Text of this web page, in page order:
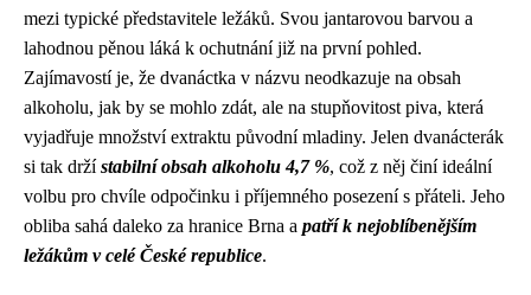
mezi typické představitele ležáků. Svou jantarovou barvou a
lahodnou pěnou láká k ochutnání již na první pohled.
Zajímavostí je, že dvanáctka v názvu neodkazuje na obsah
alkoholu, jak by se mohlo zdát, ale na stupňovitost piva, která
vyjadřuje množství extraktu původní mladiny. Jelen dvanácterák
si tak držístabilní obsah alkoholu 4,7 %, což z něj činí ideální
volbu pro chvíle odpočinku i příjemného posezení s přáteli. Jeho
obliba sahá daleko za hranice Brna a patří k nejoblíbenějším
ležákům v celé České republice.